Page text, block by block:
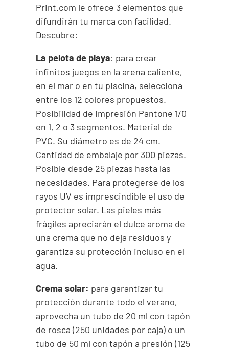
Print.com le ofrece 3 elementos que
difundirán tu marca con facilidad.
Descubre:
La pelota de playa: para crear
infinitos juegos en la arena caliente,
en el mar o en tu piscina, selecciona
entre los 12 colores propuestos.
Posibilidad de impresión Pantone 1/0
en 1, 2 o 3 segmentos. Material de
PVC. Su diámetro es de 24 cm.
Cantidad de embalaje por 300 piezas.
Posible desde 25 piezas hasta las
necesidades. Para protegerse de los
rayos UV es imprescindible el uso de
protector solar. Las pieles más
frágiles apreciarán el dulce aroma de
una crema que no deja residuos y
garantiza su protección incluso en el
agua.
Crema solar: para garantizar tu
protección durante todo el verano,
aprovecha un tubo de 20 ml con tapón
de rosca (250 unidades por caja) o un
tubo de 50 ml con tapón a presión (125